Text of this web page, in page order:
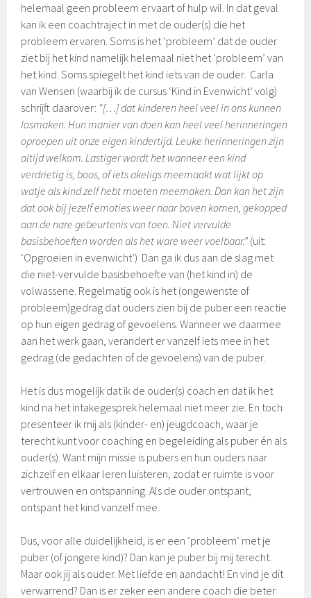
helemaal geen probleem ervaart of hulp wil. In dat geval
kan ik een coachtraject in met de ouder(s) die het
probleem ervaren. Soms is het ‘probleem’ dat de ouder
ziet bij het kind namelijk helemaal niet het ‘probleem’ van
het kind. Soms spiegelt het kind iets van de ouder. Carla
van Wensen (waarbij ik de cursus ‘Kind in Evenwicht’ volg)
schrijft daarover: “[…] dat kinderen heel veel in ons kunnen
losmaken. Hun manier van doen kan heel veel herinneringen
oproepen uit onze eigen kindertijd. Leuke herinneringen zijn
altijd welkom. Lastiger wordt het wanneer een kind
verdrietig is, boos, of iets akeligs meemaakt wat lijkt op
watje als kind zelf hebt moeten meemaken. Dan kan het zijn
dat ook bij jezelf emoties weer naar boven komen, gekopped
aan de nare gebeurtenis van toen. Niet vervulde
basisbehoeften worden als het ware weer voelbaar.” (uit:
‘Opgroeien in evenwicht’) Dan ga ik dus aan de slag met
die niet-vervulde basisbehoefte van (het kind in) de
volwassene. Regelmatig ook is het (ongewenste of
probleem)gedrag dat ouders zien bij de puber een reactie
op hun eigen gedrag of gevoelens. Wanneer we daarmee
aan het werk gaan, verandert er vanzelf iets mee in het
gedrag (de gedachten of de gevoelens) van de puber.
Het is dus mogelijk dat ik de ouder(s) coach en dat ik het
kind na het intakegesprek helemaal niet meer zie. En toch
presenteer ik mij als (kinder- en) jeugdcoach, waar je
terecht kunt voor coaching en begeleiding als puber én als
ouder(s). Want mijn missie is pubers en hun ouders naar
zichzelf en elkaar leren luisteren, zodat er ruimte is voor
vertrouwen en ontspanning. Als de ouder ontspant,
ontspant het kind vanzelf mee.
Dus, voor alle duidelijkheid, is er een ‘probleem’ met je
puber (of jongere kind)? Dan kan je puber bij mij terecht.
Maar ook jij als ouder. Met liefde en aandacht! En vind je dit
verwarrend? Dan is er zeker een andere coach die beter